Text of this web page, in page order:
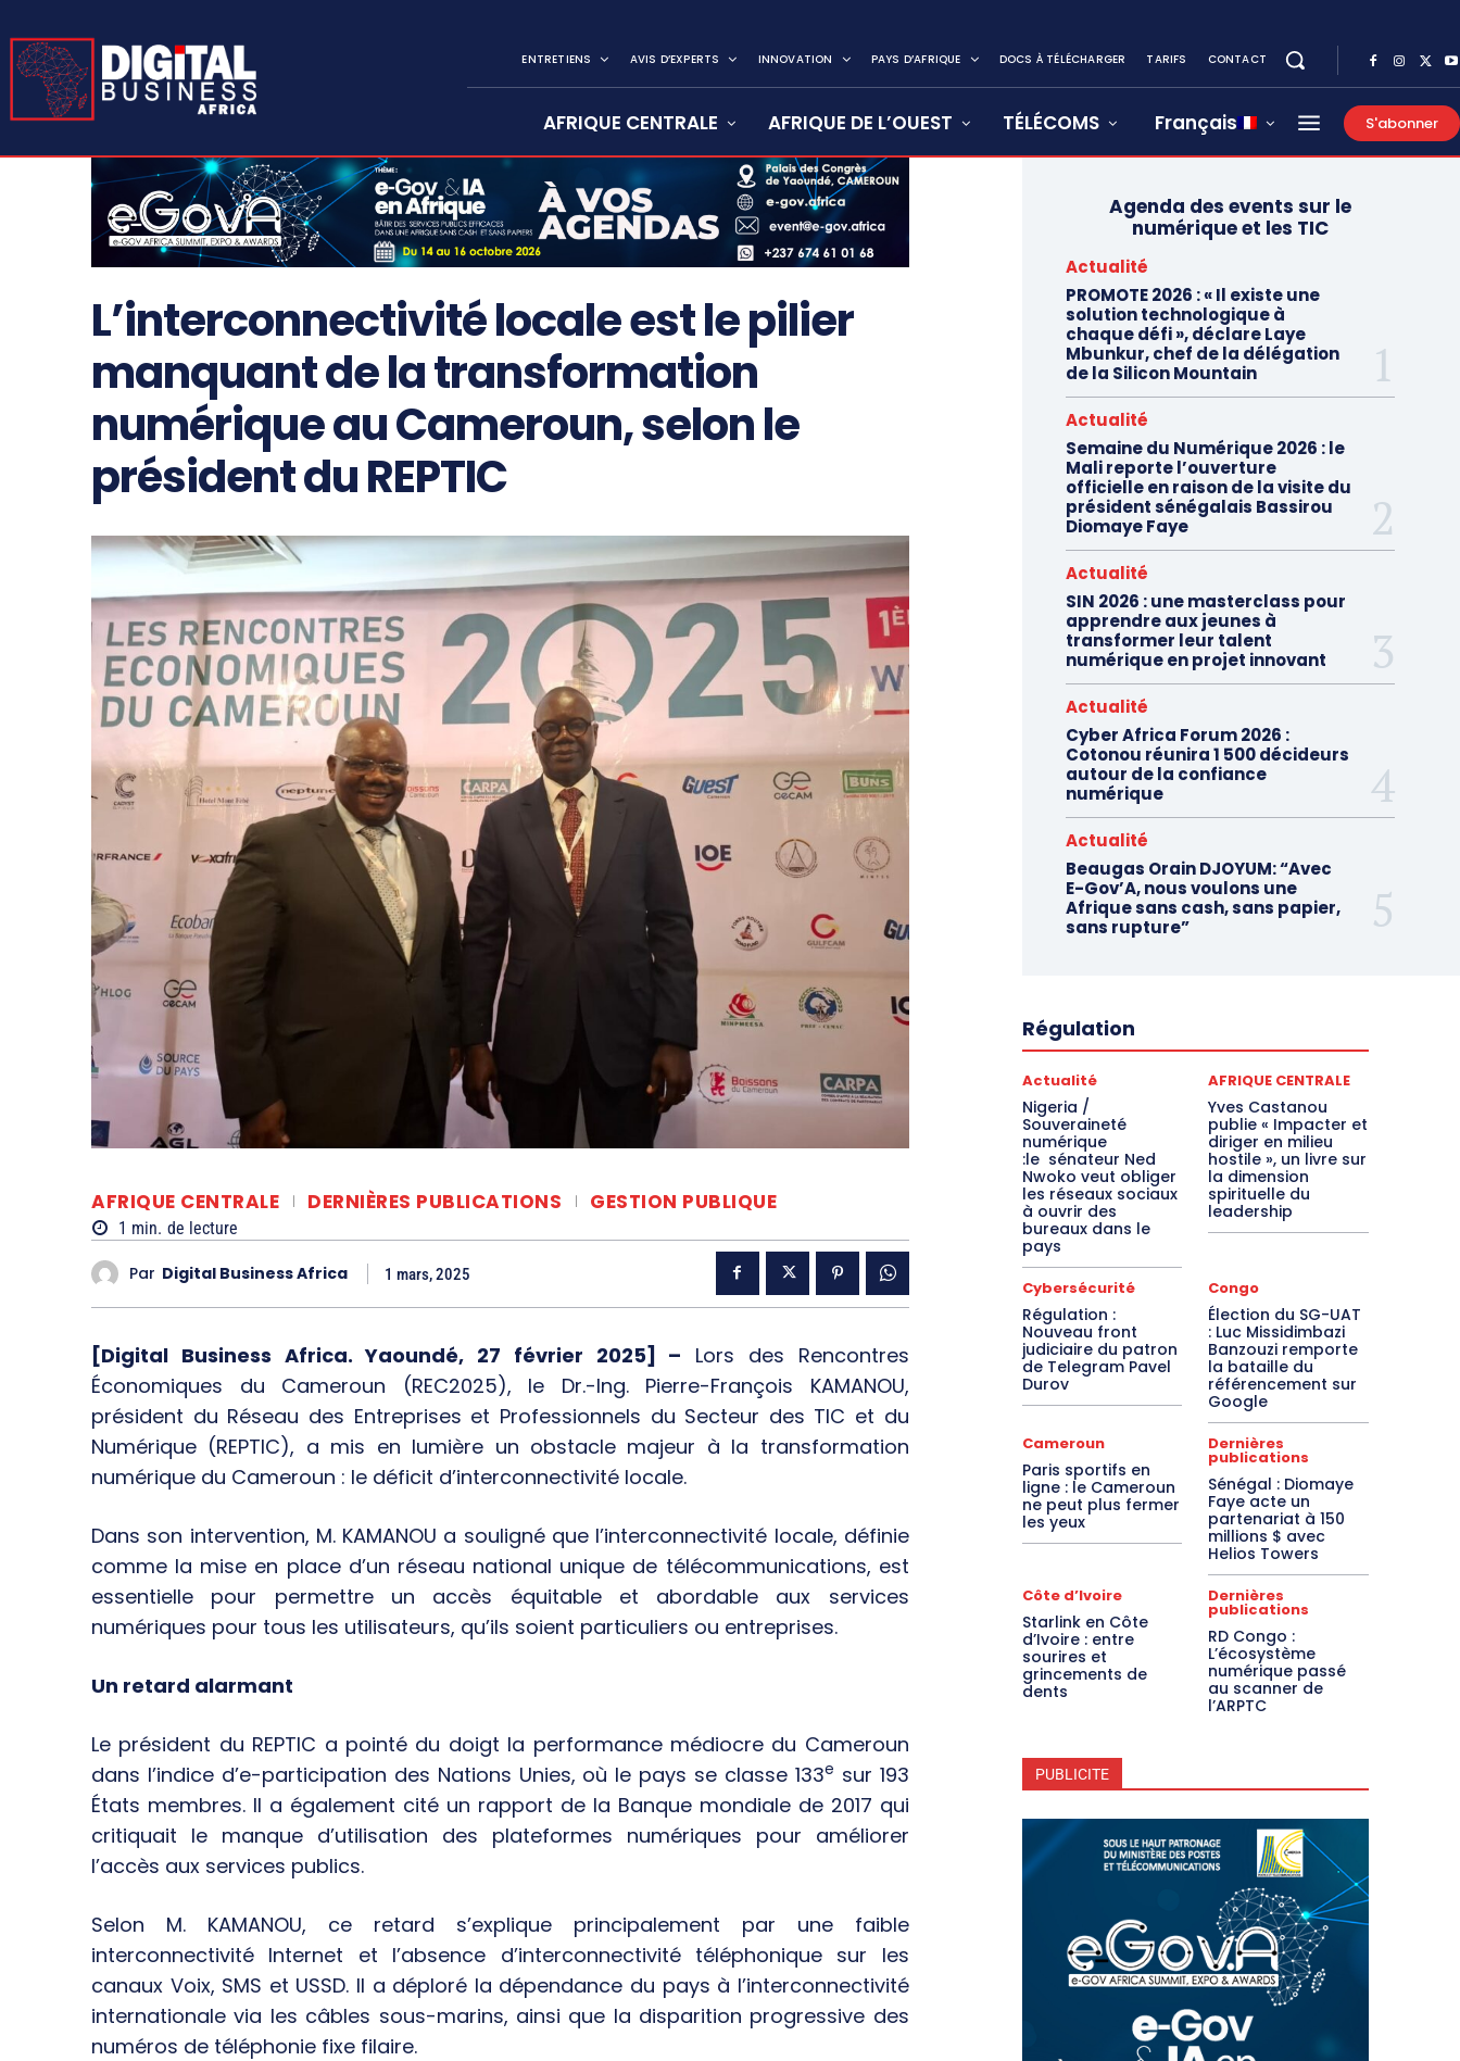
ENTRETIENS AVIS D’EXPERTS INNOVATION PAYS D’AFRIQUE DOCS À TÉLÉCHARGER TARIFS CONTACT
AFRIQUE CENTRALE AFRIQUE DE L’OUEST TÉLÉCOMS Français S'abonner
L’interconnectivité locale est le pilier
manquant de la transformation
numérique au Cameroun, selon le
président du REPTIC
AFRIQUE CENTRALE DERNIÈRES PUBLICATIONS GESTION PUBLIQUE
1 min. de lecture
Par Digital Business Africa 1 mars, 2025
[Digital Business Africa. Yaoundé, 27 février 2025] – Lors des Rencontres
Économiques du Cameroun (REC2025), le Dr.-Ing. Pierre-François KAMANOU,
président du Réseau des Entreprises et Professionnels du Secteur des TIC et du
Numérique (REPTIC), a mis en lumière un obstacle majeur à la transformation
numérique du Cameroun : le déficit d’interconnectivité locale.
Dans son intervention, M. KAMANOU a souligné que l’interconnectivité locale, définie
comme la mise en place d’un réseau national unique de télécommunications, est
essentielle pour permettre un accès équitable et abordable aux services
numériques pour tous les utilisateurs, qu’ils soient particuliers ou entreprises.
Un retard alarmant
Le président du REPTIC a pointé du doigt la performance médiocre du Cameroun
dans l’indice d’e-participation des Nations Unies, où le pays se classe 133e sur 193
États membres. Il a également cité un rapport de la Banque mondiale de 2017 qui
critiquait le manque d’utilisation des plateformes numériques pour améliorer
l’accès aux services publics.
Selon M. KAMANOU, ce retard s’explique principalement par une faible
interconnectivité Internet et l’absence d’interconnectivité téléphonique sur les
canaux Voix, SMS et USSD. Il a déploré la dépendance du pays à l’interconnectivité
internationale via les câbles sous-marins, ainsi que la disparition progressive des
numéros de téléphonie fixe filaire.
Agenda des events sur le
numérique et les TIC
Actualité
PROMOTE 2026 : « Il existe une
solution technologique à
chaque défi », déclare Laye
Mbunkur, chef de la délégation
de la Silicon Mountain
Actualité
Semaine du Numérique 2026 : le
Mali reporte l’ouverture
officielle en raison de la visite du
président sénégalais Bassirou
Diomaye Faye
Actualité
SIN 2026 : une masterclass pour
apprendre aux jeunes à
transformer leur talent
numérique en projet innovant
Actualité
Cyber Africa Forum 2026 :
Cotonou réunira 1 500 décideurs
autour de la confiance
numérique
Actualité
Beaugas Orain DJOYUM: “Avec
E-Gov’A, nous voulons une
Afrique sans cash, sans papier,
sans rupture”
Régulation
Actualité
Nigeria /
Souveraineté
numérique
:le sénateur Ned
Nwoko veut obliger
les réseaux sociaux
à ouvrir des
bureaux dans le
pays
AFRIQUE CENTRALE
Yves Castanou
publie « Impacter et
diriger en milieu
hostile », un livre sur
la dimension
spirituelle du
leadership
Cybersécurité
Régulation :
Nouveau front
judiciaire du patron
de Telegram Pavel
Durov
Congo
Élection du SG-UAT
: Luc Missidimbazi
Banzouzi remporte
la bataille du
référencement sur
Google
Cameroun
Paris sportifs en
ligne : le Cameroun
ne peut plus fermer
les yeux
Dernières
publications
Sénégal : Diomaye
Faye acte un
partenariat à 150
millions $ avec
Helios Towers
Côte d’Ivoire
Starlink en Côte
d’Ivoire : entre
sourires et
grincements de
dents
Dernières
publications
RD Congo :
L’écosystème
numérique passé
au scanner de
l’ARPTC
PUBLICITE